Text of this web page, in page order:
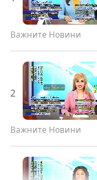
Важните Новини
2
Важните Новини